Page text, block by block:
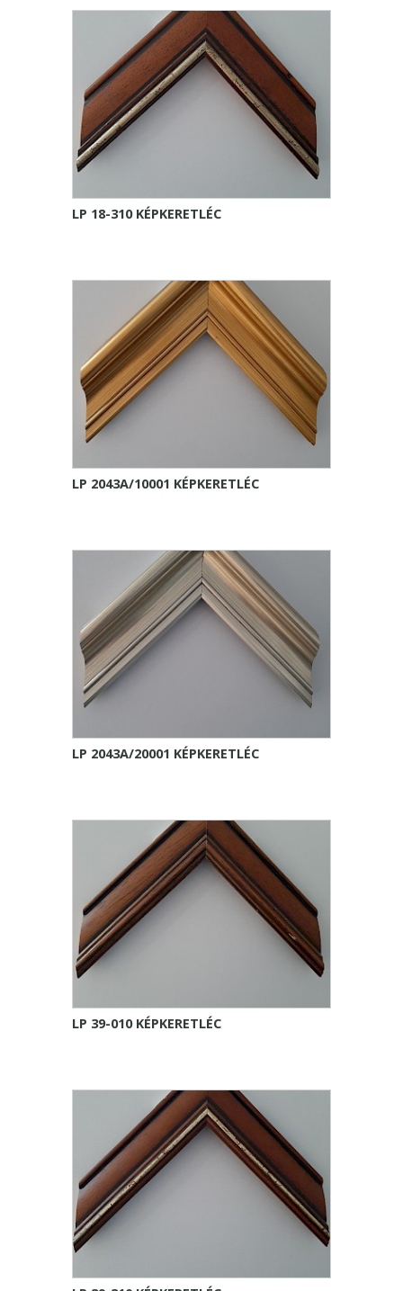
LP 18-310 KÉPKERETLÉC
LP 2043A/10001 KÉPKERETLÉC
LP 2043A/20001 KÉPKERETLÉC
LP 39-010 KÉPKERETLÉC